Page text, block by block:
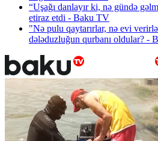
“Uşağı danlayır ki, nə gündə
etiraz etdi - Baku TV
"Nə pulu qaytarırlar, nə evi
dələduzluğun qurbanı oldular? -